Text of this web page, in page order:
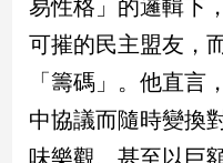
兩
岸/
國
社
會/
易性格」的邏輯下
可摧的民主盟友，
「籌碼」。他直言
中協議而隨時變換
味樂觀、甚至以巨